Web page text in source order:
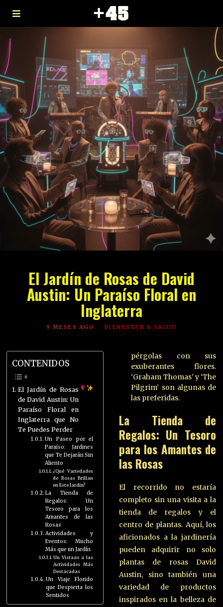
El Jardín de Rosas de David
Austin: Un Paraíso Floral en
Inglaterra
9 MESES AGO BIENESTAR & SALUD
CONTENIDOS
El Jardín de Rosas
de David Austin: Un
Paraíso Floral en
Inglaterra que No
Te Puedes Perder
Un Paseo por el
Paraíso: Jardines
que Te Dejarán Sin
Aliento
¿Qué Variedades
de Rosas Brillan
en Este Jardín?
La Tienda de
Regalos: Un
Tesoro para los
Amantes de las
Rosas
Actividades y
Eventos: Mucho
Más que un Jardín
Un Vistazo a las
Actividades Más
Destacadas
Un Viaje Florido
que Despierta los
Sentidos
pérgolas con sus
exuberantes flores.
‘Graham Thomas’ y ‘The
Pilgrim’ son algunas de
las preferidas.
La Tienda de
Regalos: Un Tesoro
para los Amantes de
las Rosas
El recorrido no estaría
completo sin una visita a la
tienda de regalos y el
centro de plantas. Aquí, los
aficionados a la jardinería
pueden adquirir no solo
plantas de rosas David
Austin, sino también una
variedad de productos
inspirados en la belleza de